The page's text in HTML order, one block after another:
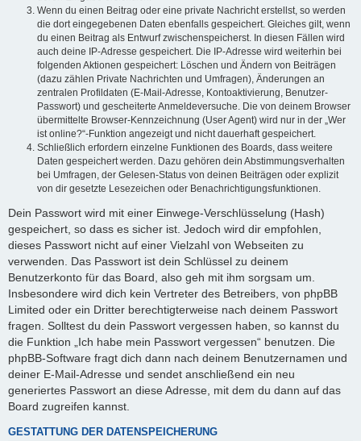
Wenn du einen Beitrag oder eine private Nachricht erstellst, so werden
die dort eingegebenen Daten ebenfalls gespeichert. Gleiches gilt, wenn
du einen Beitrag als Entwurf zwischenspeicherst. In diesen Fällen wird
auch deine IP-Adresse gespeichert. Die IP-Adresse wird weiterhin bei
folgenden Aktionen gespeichert: Löschen und Ändern von Beiträgen
(dazu zählen Private Nachrichten und Umfragen), Änderungen an
zentralen Profildaten (E-Mail-Adresse, Kontoaktivierung, Benutzer-
Passwort) und gescheiterte Anmeldeversuche. Die von deinem Browser
übermittelte Browser-Kennzeichnung (User Agent) wird nur in der „Wer
ist online?“-Funktion angezeigt und nicht dauerhaft gespeichert.
Schließlich erfordern einzelne Funktionen des Boards, dass weitere
Daten gespeichert werden. Dazu gehören dein Abstimmungsverhalten
bei Umfragen, der Gelesen-Status von deinen Beiträgen oder explizit
von dir gesetzte Lesezeichen oder Benachrichtigungsfunktionen.
Dein Passwort wird mit einer Einwege-Verschlüsselung (Hash)
gespeichert, so dass es sicher ist. Jedoch wird dir empfohlen,
dieses Passwort nicht auf einer Vielzahl von Webseiten zu
verwenden. Das Passwort ist dein Schlüssel zu deinem
Benutzerkonto für das Board, also geh mit ihm sorgsam um.
Insbesondere wird dich kein Vertreter des Betreibers, von phpBB
Limited oder ein Dritter berechtigterweise nach deinem Passwort
fragen. Solltest du dein Passwort vergessen haben, so kannst du
die Funktion „Ich habe mein Passwort vergessen“ benutzen. Die
phpBB-Software fragt dich dann nach deinem Benutzernamen und
deiner E-Mail-Adresse und sendet anschließend ein neu
generiertes Passwort an diese Adresse, mit dem du dann auf das
Board zugreifen kannst.
GESTATTUNG DER DATENSPEICHERUNG